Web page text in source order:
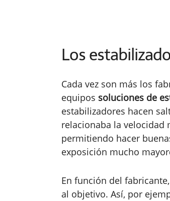
Los
Cada vez son más los
equipos soluciones de
estabilizadores hacen
relacionaba la velocidad
permitiendo hacer
exposición mucho
En función del
al objetivo. Así, por